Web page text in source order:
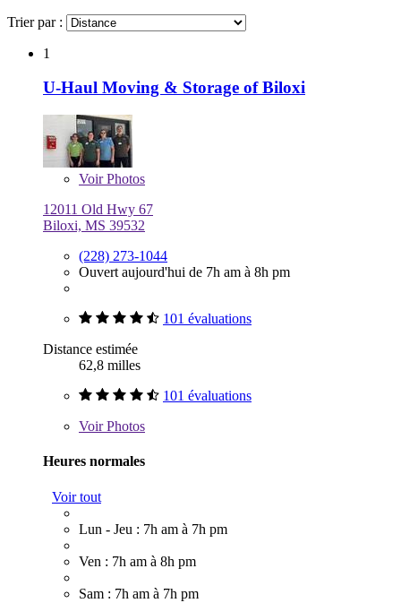
Trier par :
1
U-Haul Moving & Storage of Biloxi
VoirPhotos
12011 Old Hwy 67
Biloxi, MS 39532
(228) 273-1044
Ouvert aujourd'hui de 7h am à 8h pm
101 évaluations
Distance estimée
62,8 milles
101 évaluations
VoirPhotos
Heures normales
Voir tout
Lun - Jeu : 7h am à 7h pm
Ven : 7h am à 8h pm
Sam : 7h am à 7h pm